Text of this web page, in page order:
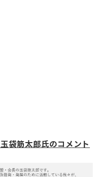
玉袋筋太郎氏のコメント